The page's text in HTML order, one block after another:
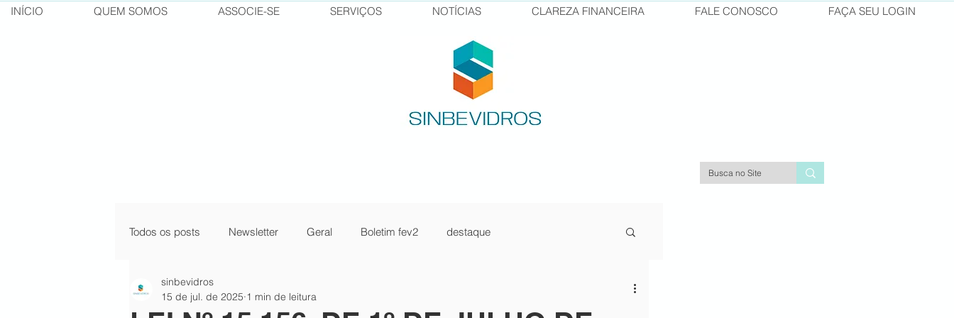
INÍCIO QUEM SOMOS ASSOCIE-SE SERVIÇOS NOTÍCIAS CLAREZA FINANCEIRA FALE CONOSCO FAÇA SEU LOGIN
Todos os posts Newsletter Geral Boletim fev2 destaque
pílulas do conhecimento
sinbevidros
15 de jul. de 2025 1 min de leitura